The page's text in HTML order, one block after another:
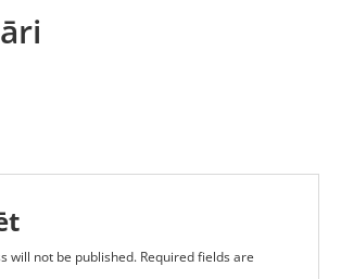
will not be published. Required fields are